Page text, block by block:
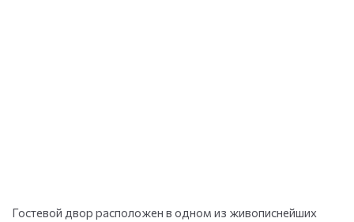
Гостевой двор расположен в одном из живописнейших